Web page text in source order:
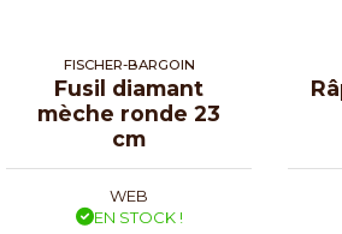
FISCHER-BARGOIN
Fusil diamant
mèche ronde 23
cm
WEB
EN STOCK !